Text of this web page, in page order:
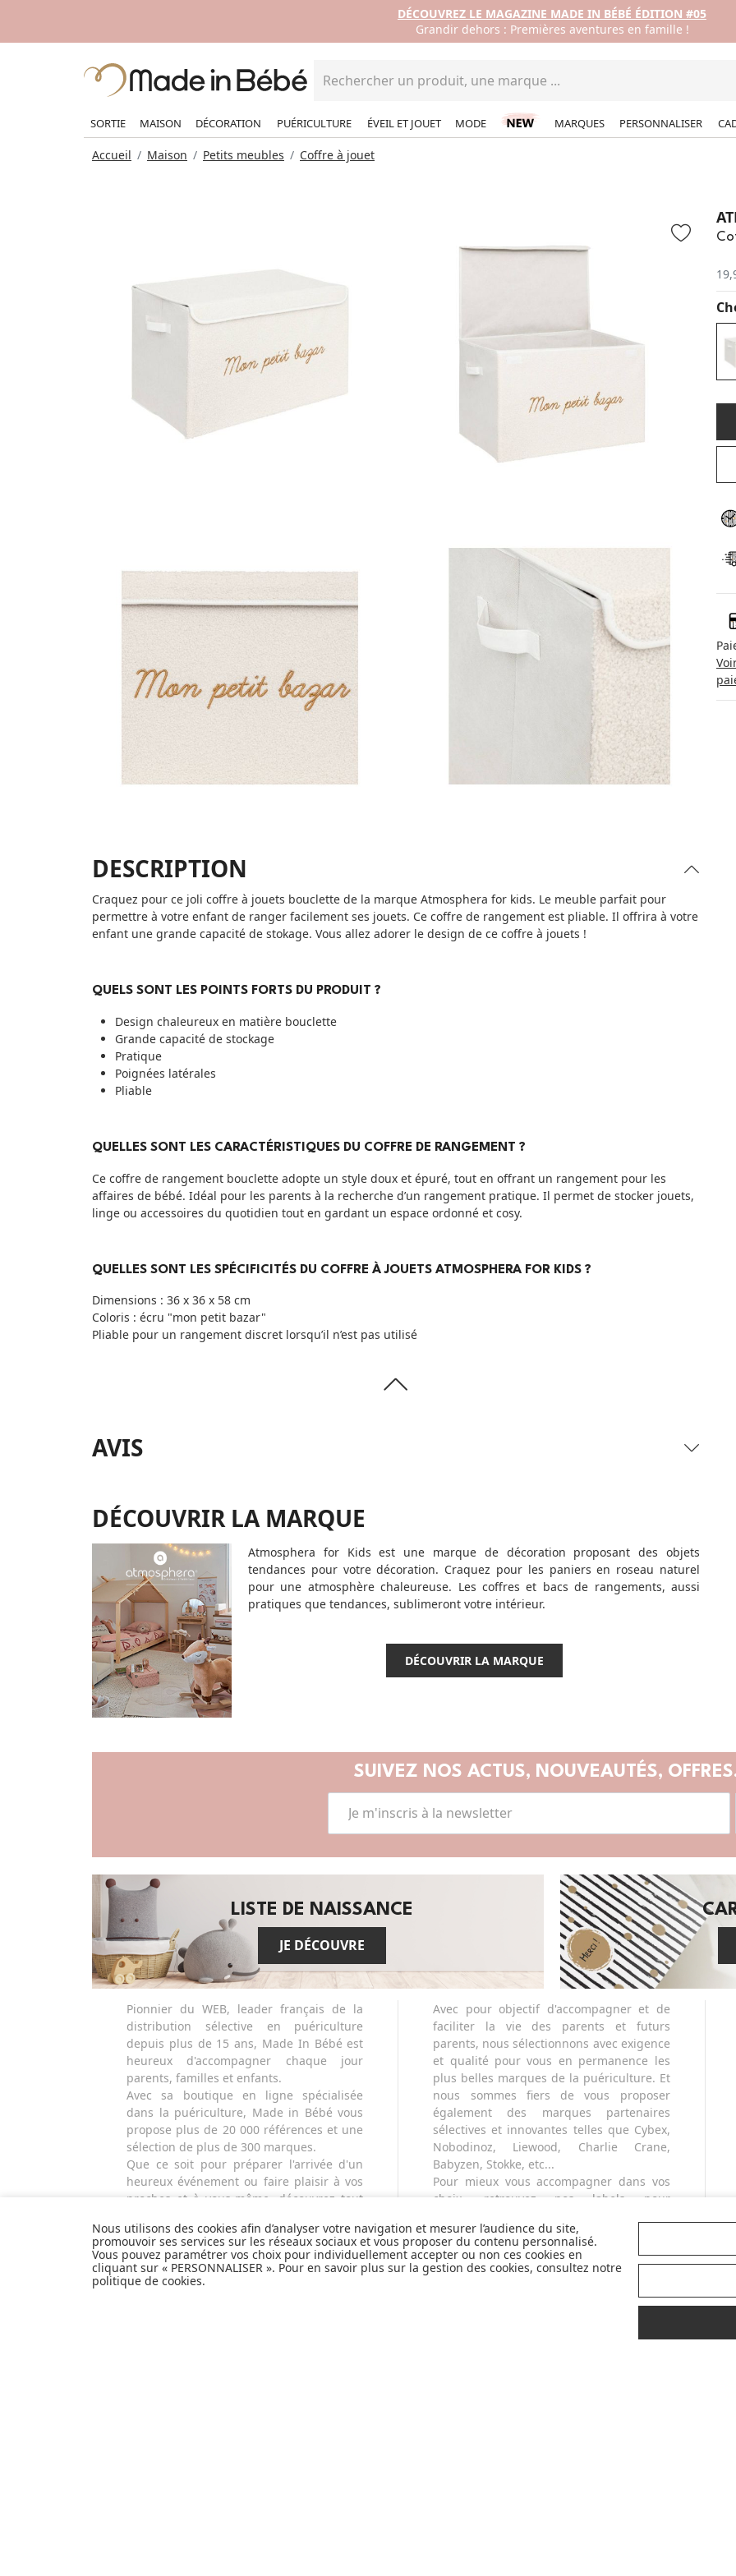
DÉCOUVREZ LE MAGAZINE MADE IN BÉBÉ ÉDITION #05
Grandir dehors : Premières aventures en famille !
SORTIE MAISON DÉCORATION PUÉRICULTURE ÉVEIL ET JOUET MODE MARQUES PERSONNALISER
Accueil Maison Petits meubles Coffre à jouet
DESCRIPTION
Craquez pour ce joli coffre à jouets bouclette de la marque Atmosphera for kids. Le meuble parfait pour
permettre à votre enfant de ranger facilement ses jouets. Ce coffre de rangement est pliable. Il offrira à votre
enfant une grande capacité de stokage. Vous allez adorer le design de ce coffre à jouets !
QUELS SONT LES POINTS FORTS DU PRODUIT ?
Design chaleureux en matière bouclette
Grande capacité de stockage
Pratique
Poignées latérales
Pliable
QUELLES SONT LES CARACTÉRISTIQUES DU COFFRE DE RANGEMENT ?
Ce coffre de rangement bouclette adopte un style doux et épuré, tout en offrant un rangement pour les
affaires de bébé. Idéal pour les parents à la recherche d’un rangement pratique. Il permet de stocker jouets,
linge ou accessoires du quotidien tout en gardant un espace ordonné et cosy.
QUELLES SONT LES SPÉCIFICITÉS DU COFFRE À JOUETS ATMOSPHERA FOR KIDS ?
Dimensions : 36 x 36 x 58 cm
Coloris : écru "mon petit bazar"
Pliable pour un rangement discret lorsqu’il n’est pas utilisé
AVIS
DÉCOUVRIR LA MARQUE
Atmosphera for Kids est une marque de décoration proposant des objets
tendances pour votre décoration. Craquez pour les paniers en roseau naturel
pour une atmosphère chaleureuse. Les coffres et bacs de rangements, aussi
pratiques que tendances, sublimeront votre intérieur.
DÉCOUVRIR LA MARQUE
SUIVEZ NOS ACTUS, NOUVEAUTÉS,
LISTE DE NAISSANCE
JE DÉCOUVRE
Pionnier du WEB, leader français de la
distribution sélective en puériculture
depuis plus de 15 ans, Made In Bébé est
heureux d'accompagner chaque jour
parents, familles et enfants.
Avec sa boutique en ligne spécialisée
dans la puériculture, Made in Bébé vous
propose plus de 20 000 références et une
sélection de plus de 300 marques.
Que ce soit pour préparer l'arrivée d'un
heureux événement ou faire plaisir à vos
proches et à vous-même, découvrez tout
puériculture, équipement bébé, hygiène
et nécessaire de toilette, alimentation et
repas, sécurité de l'enfant, poussettes,
mobilier et décoration pour la chambre de
Avec pour objectif d'accompagner et de
faciliter la vie des parents et futurs
parents, nous sélectionnons avec exigence
et qualité pour vous en permanence les
plus belles marques de la puériculture. Et
nous sommes fiers de vous proposer
également des marques partenaires
sélectives et innovantes telles que Cybex,
Nobodinoz, Liewood, Charlie Crane,
Babyzen, Stokke, etc...
Pour mieux vous accompagner dans vos
choix, retrouvez nos labels pour
votre bébé : Made in France, Greenable,
Premium...
Nous utilisons des cookies afin d’analyser votre navigation et mesurer l’audience du site,
promouvoir ses services sur les réseaux sociaux et vous proposer du contenu personnalisé.
Vous pouvez paramétrer vos choix pour individuellement accepter ou non ces cookies en
cliquant sur « PERSONNALISER ». Pour en savoir plus sur la gestion des cookies, consultez notre
politique de cookies.